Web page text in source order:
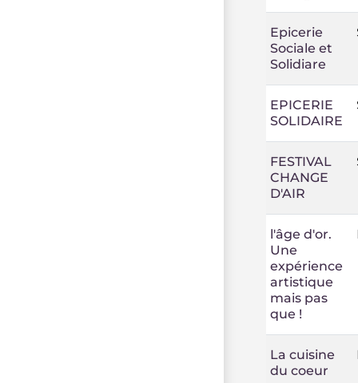
Epicerie
Sociale et
Solidiare
EPICERIE
SOLIDAIRE
FESTIVAL
CHANGE
D'AIR
l'âge d'or.
Une
expérience
artistique
mais pas
que !
La cuisine
du coeur